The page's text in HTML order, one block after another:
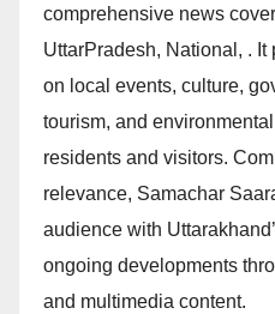
comprehensive news
UttarPradesh, National, .
on local events, culture,
tourism, and
residents and visitors.
relevance, Samachar
audience with
ongoing developments
and multimedia content.